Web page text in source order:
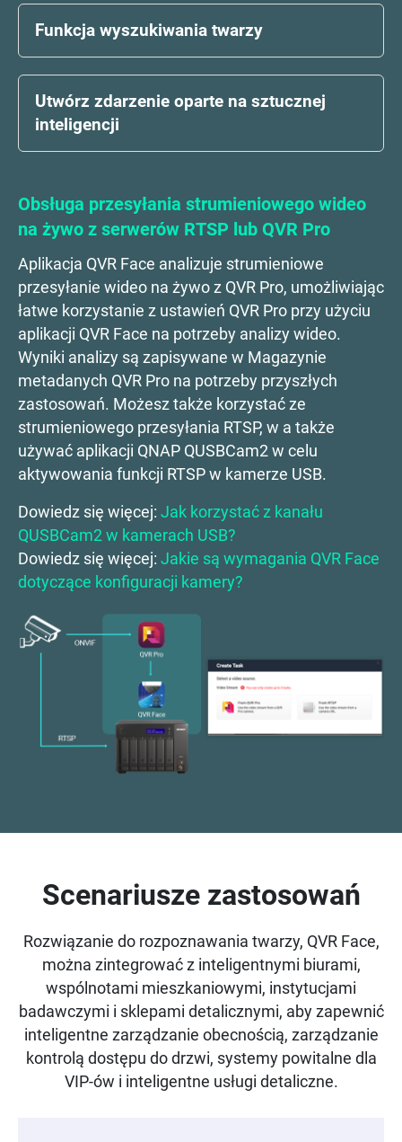
Funkcja wyszukiwania twarzy
Utwórz zdarzenie oparte na sztucznej
inteligencji
Obsługa przesyłania strumieniowego wideo
na żywo z serwerów RTSP lub QVR Pro
Aplikacja QVR Face analizuje strumieniowe
przesyłanie wideo na żywo z QVR Pro, umożliwiając
łatwe korzystanie z ustawień QVR Pro przy użyciu
aplikacji QVR Face na potrzeby analizy wideo.
Wyniki analizy są zapisywane w Magazynie
metadanych QVR Pro na potrzeby przyszłych
zastosowań. Możesz także korzystać ze
strumieniowego przesyłania RTSP, w a także
używać aplikacji QNAP QUSBCam2 w celu
aktywowania funkcji RTSP w kamerze USB.
Dowiedz się więcej: Jak korzystać z kanału
QUSBCam2 w kamerach USB?
Dowiedz się więcej: Jakie są wymagania QVR Face
dotyczące konfiguracji kamery?
Scenariusze zastosowań
Rozwiązanie do rozpoznawania twarzy, QVR Face,
można zintegrować z inteligentnymi biurami,
wspólnotami mieszkaniowymi, instytucjami
badawczymi i sklepami detalicznymi, aby zapewnić
inteligentne zarządzanie obecnością, zarządzanie
kontrolą dostępu do drzwi, systemy powitalne dla
VIP-ów i inteligentne usługi detaliczne.